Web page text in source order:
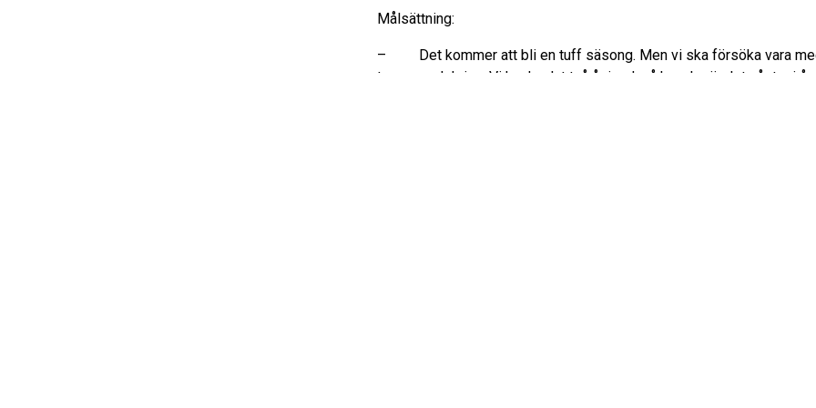
Målsättning:
– Det kommer att bli en tuff säsong. Men vi ska försöka vara
toppen och kriga. Vi har kvalat två år i rad, så kanske är det vår tur i år.